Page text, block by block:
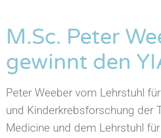
M.Sc. Peter
gewinnt den
Peter Weeber vom Lehrstuhl
und Kinderkrebsforschung der
Medicine und dem Lehrstuhl